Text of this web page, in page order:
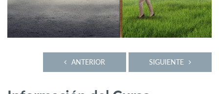
SIGUIENTE
ANTERIOR